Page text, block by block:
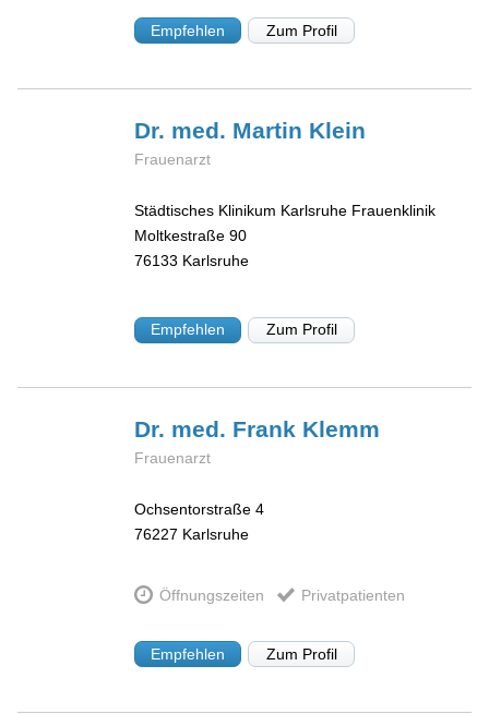
Empfehlen Zum Profil
Dr. med. Martin Klein
Frauenarzt
Städtisches Klinikum Karlsruhe Frauenklinik
Moltkestraße 90
76133 Karlsruhe
Empfehlen Zum Profil
Dr. med. Frank Klemm
Frauenarzt
Ochsentorstraße 4
76227 Karlsruhe
Öffnungszeiten Privatpatienten
Empfehlen Zum Profil